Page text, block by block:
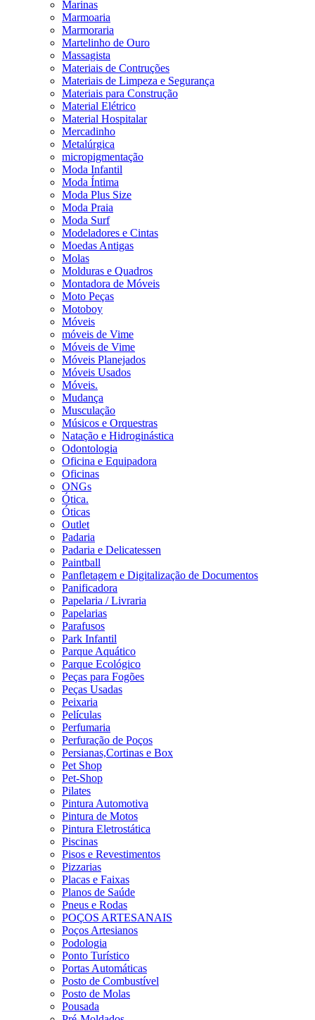
Marinas
Marmoaria
Marmoraria
Martelinho de Ouro
Massagista
Materiais de Contruções
Materiais de Limpeza e Segurança
Materiais para Construção
Material Elétrico
Material Hospitalar
Mercadinho
Metalúrgica
micropigmentação
Moda Infantil
Moda Íntima
Moda Plus Size
Moda Praia
Moda Surf
Modeladores e Cintas
Moedas Antigas
Molas
Molduras e Quadros
Montadora de Móveis
Moto Peças
Motoboy
Móveis
móveis de Vime
Móveis de Vime
Móveis Planejados
Móveis Usados
Móveis.
Mudança
Musculação
Músicos e Orquestras
Natação e Hidroginástica
Odontologia
Oficina e Equipadora
Oficinas
ONGs
Ótica.
Óticas
Outlet
Padaria
Padaria e Delicatessen
Paintball
Panfletagem e Digitalização de Documentos
Panificadora
Papelaria / Livraria
Papelarias
Parafusos
Park Infantil
Parque Aquático
Parque Ecológico
Peças para Fogões
Peças Usadas
Peixaria
Películas
Perfumaria
Perfuração de Poços
Persianas,Cortinas e Box
Pet Shop
Pet-Shop
Pilates
Pintura Automotiva
Pintura de Motos
Pintura Eletrostática
Piscinas
Pisos e Revestimentos
Pizzarias
Placas e Faixas
Planos de Saúde
Pneus e Rodas
POÇOS ARTESANAIS
Poços Artesianos
Podologia
Ponto Turístico
Portas Automáticas
Posto de Combustível
Posto de Molas
Pousada